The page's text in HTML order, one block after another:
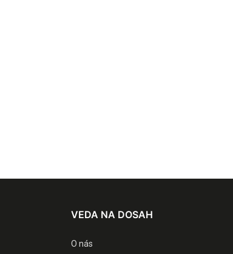
VEDA NA DOSAH
O nás